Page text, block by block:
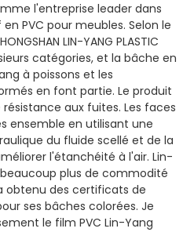
l'entreprise leader dans
PVC pour meubles. Selon le
LIN-YANG PLASTIC
catégories, et la bâche en
à poissons et les
en font partie. Le produit
aux fuites. Les faces
ensemble en utilisant une
du fluide scellé et de la
l'étanchéité à l'air. Lin-
plus de commodité
obtenu des certificats de
ses bâches colorées. Je
le film PVC Lin-Yang